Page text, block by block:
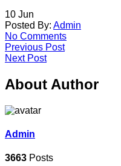
10 Jun
Posted By: Admin
No Comments
Previous Post
Next Post
About Author
Admin
3663 Posts